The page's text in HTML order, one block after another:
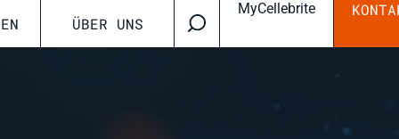
ÜBER UNS
MyCellebrite